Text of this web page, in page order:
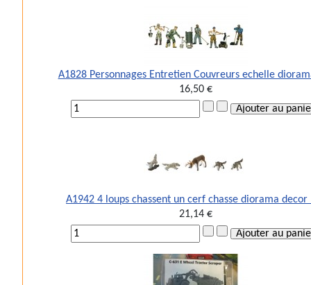
A1828 Personnages Entretien Couvreurs echelle
16,50 €
A1942 4 loups chassent un cerf chasse diorama decor
21,14 €